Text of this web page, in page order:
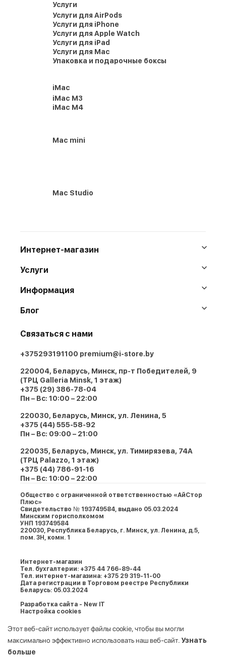
Услуги
Услуги для AirPods
Услуги для iPhone
Услуги для Apple Watch
Услуги для iPad
Услуги для Mac
Упаковка и подарочные боксы
iMac
iMac M3
iMac M4
Mac mini
Mac Studio
Интернет-магазин
Услуги
Информация
Блог
Связаться с нами
+375293191100 premium@i-store.by
220004, Беларусь, Минск, пр-т Победителей, 9
(ТРЦ Galleria Minsk, 1 этаж)
+375 (29) 386-78-04
Пн – Вс: 10:00 – 22:00
220030, Беларусь, Минск, ул. Ленина, 5
+375 (44) 555-58-92
Пн – Вс: 09:00 – 21:00
220035, Беларусь, Минск, ул. Тимирязева, 74A
(ТРЦ Palazzo, 1 этаж)
+375 (44) 786-91-16
Пн – Вс: 10:00 – 22:00
Общество с ограниченной ответственностью «АйСтор
Плюс»
Свидетельство № 193749584, выдано 05.03.2024
Минским горисполкомом
УНП 193749584
220030, Республика Беларусь, г. Минcк, ул. Ленина, д.5,
пом. 3Н, комн. 1
Интернет-магазин
Тел. бухгалтерии: +375 44 766-89-44
Тел. интернет-магазина: +375 29 319-11-00
Дата регистрации в Торговом реестре Республики
Беларусь: 05.03.2024
Разработка сайта - New IT
Настройка cookies
Этот веб-сайт использует файлы cookie, чтобы вы могли
максимально эффективно использовать наш веб-сайт. Узнать
больше